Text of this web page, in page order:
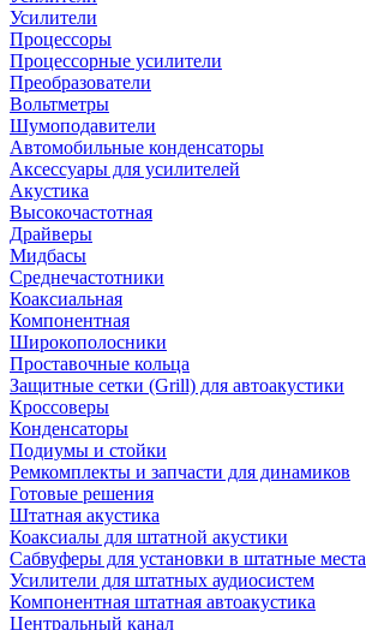
Усилители
Процессоры
Процессорные усилители
Преобразователи
Вольтметры
Шумоподавители
Автомобильные конденсаторы
Аксессуары для усилителей
Акустика
Высокочастотная
Драйверы
Мидбасы
Среднечастотники
Коаксиальная
Компонентная
Широкополосники
Проставочные кольца
Защитные сетки (Grill) для автоакустики
Кроссоверы
Конденсаторы
Подиумы и стойки
Ремкомплекты и запчасти для динамиков
Готовые решения
Штатная акустика
Коаксиалы для штатной акустики
Сабвуферы для установки в штатные места
Усилители для штатных аудиосистем
Компонентная штатная автоакустика
Центральный канал